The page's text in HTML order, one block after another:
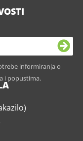
informiranja o
i popustima.